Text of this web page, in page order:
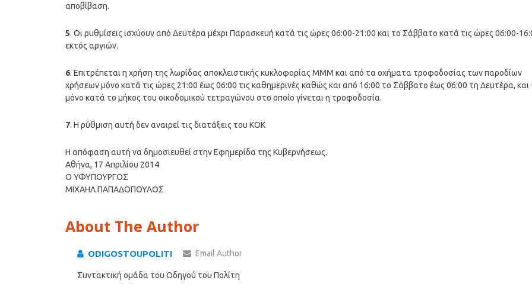
αποβίβαση.
5. Οι ρυθμίσεις ισχύουν από Δευτέρα μέχρι Παρασκευή κατά τις ώρες 06:00-21:00 και το Σάββατο κατά τις ώρες 06:00-
εκτός αργιών.
6. Επιτρέπεται η χρήση της λωρίδας αποκλειστικής κυκλοφορίας ΜΜΜ και από τα οχήματα τροφοδοσίας των παροδίων
χρήσεων μόνο κατά τις ώρες 21:00 έως 06:00 τις καθημερινές καθώς και από 16:00 το Σάββατο έως 06:00 τη Δευτέρα, και
μόνο κατά το μήκος του οικοδομικού τετραγώνου στο οποίο γίνεται η τροφοδοσία.
7. Η ρύθμιση αυτή δεν αναιρεί τις διατάξεις του ΚΟΚ
Η απόφαση αυτή να δημοσιευθεί στην Εφημερίδα της Κυβερνήσεως.
Αθήνα, 17 Απριλίου 2014
Ο ΥΦΥΠΟΥΡΓΟΣ
ΜΙΧΑΗΛ ΠΑΠΑΔΟΠΟΥΛΟΣ
About The Author
ODIGOSTOUPOLITI Email Author
Συντακτική ομάδα του Οδηγού του Πολίτη